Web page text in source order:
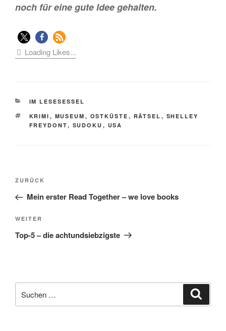
noch für eine gute Idee gehalten.
Loading Likes...
KATEGORIEN
IM LESESESSEL
SCHLAGWÖRTER
KRIMI , MUSEUM , OSTKÜSTE , RÄTSEL , SHELLEY
FREYDONT, SUDOKU , USA
Beitragsnavigation
Vorheriger
Beitrag
ZURÜCK
Mein erster Read Together – we love books
Nächster
Beitrag
WEITER
Top-5 – die achtundsiebzigste
nach: